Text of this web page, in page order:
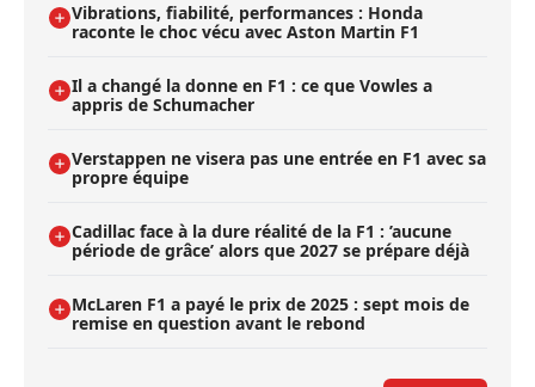
Vibrations, fiabilité, performances : Honda
raconte le choc vécu avec Aston Martin F1
Il a changé la donne en F1 : ce que Vowles a
appris de Schumacher
Verstappen ne visera pas une entrée en F1 avec sa
propre équipe
Cadillac face à la dure réalité de la F1 : ’aucune
période de grâce’ alors que 2027 se prépare déjà
McLaren F1 a payé le prix de 2025 : sept mois de
remise en question avant le rebond